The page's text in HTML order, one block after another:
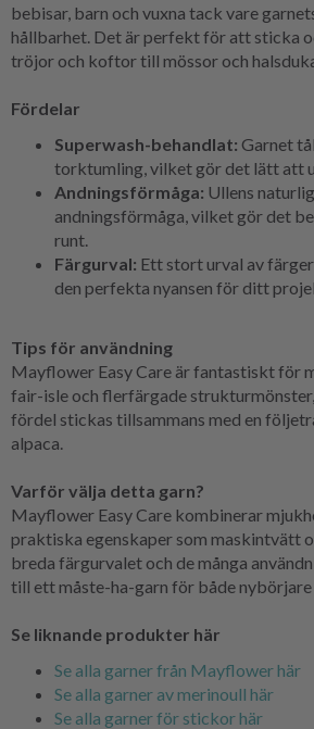
bebisar, barn och vuxna tack vare
hållbarhet. Det är perfekt för att sticka
tröjor och koftor till mössor och
Fördelar
Superwash-behandlat: Garnet
torktumling, vilket gör det lätt att
Andningsförmåga: Ullens
andningsförmåga, vilket gör det
runt.
Färgurval: Ett stort urval av
den perfekta nyansen för ditt
Tips för användning
Mayflower Easy Care är fantastiskt för
fair-isle och flerfärgade
fördel stickas tillsammans med en
alpaca.
Varför välja detta garn?
Mayflower Easy Care kombinerar
praktiska egenskaper som maskintvätt
breda färgurvalet och de många
till ett måste-ha-garn för både nybörjare
Se liknande produkter här
Se alla garner från Mayflower här
Se alla garner av merinoull här
Se alla garner för stickor här